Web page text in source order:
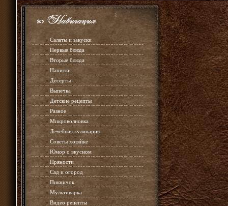
» Салаты и закуски
» Первые блюда
» Вторые блюда
» Напитки
»Десерты
» Выпечка
» Детские рецепты
» Разное
» Микроволновка
» Лечебная кулинария
» Советы хозяйке
» Юмор о вкусном
» Пряности
» Сад и огород
» Пикничок
» Мультиварка
» Видео рецепты